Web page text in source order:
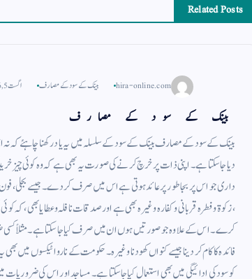
Related Posts
hira-online.com بینک کے سود کے مصارف اگست 5, 2026
بینک کے سود کے مصارف
بینک کے سود کے مصارف بینک کے سود کے سلسلہ میں یہ یاد رکھنا چاہئے کہ نہ
دیا جا سکتا ہے ۔ اپنی ذات پر خرچ کرنے کی صورت یہ بھی ہے کہ وہ کوئی چیز
داری جو اس پر بجا طور پر عائد ہوتی ہے اس میں صرف کر دے ۔ جیسے بجلی ،
، زکوة و فطرہ قربانی و کفارہ وغیرہ بھی ہے اور صدقات نافلہ و عطایا بھی ،
کرے ۔ اس کے علاوہ جو صورتیں ہوں ان میں صرف کیا جاسکتا ہے ۔ مثلاً کسی
فائدہ کا کام کر دینا جیسے کنواں کھودنا وغیرہ ۔ حکومت کے ناروا ٹیکسوں
کو سود کی ادائیگی میں بھی استعمال کیا جاسکتا ہے ۔ مساجد اور اس کی